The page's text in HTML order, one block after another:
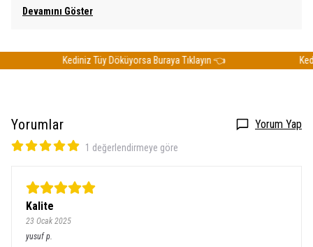
Devamını Göster
Kediniz Tüy Döküyorsa Buraya Tıklayın 👈
Yorumlar Yorum Yap
1 değerlendirmeye göre
Kalite
23 Ocak 2025
yusuf p.